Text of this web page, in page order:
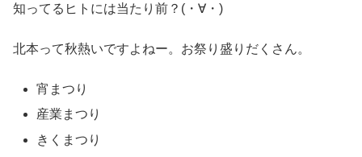
知ってるヒトには当たり前？(・∀・)
北本って秋熱いですよねー。お祭り盛りだくさん。
宵まつり
産業まつり
きくまつり